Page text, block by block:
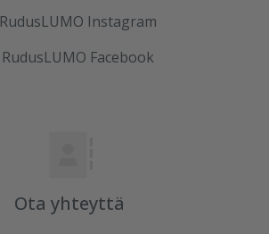
RudusLUMO Instagram
RudusLUMO Facebook
Ota yhteyttä